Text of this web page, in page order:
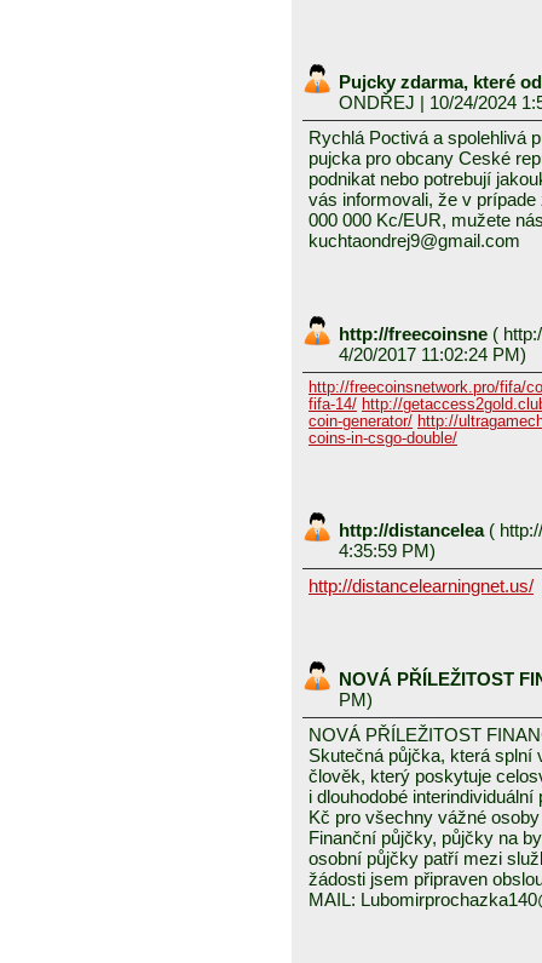
Pujcky zdarma, které
ONDŘEJ | 10/24/2024
Rychlá Poctivá a spolehlivá
pujcka pro obcany Ceské
podnikat nebo potrebují
vás informovali, že v
000 000 Kc/EUR, mužete
kuchtaondrej9@gmail.com
http://freecoinsne (
4/20/2017 11:02:24 PM)
http://freecoinsnetwork.pro/fifa/
fifa-14/ http://
coin-generator/ http://
coins-in-csgo-double/
http://distancelea (
4:35:59 PM)
http://distancelearningnet.us/
NOVÁ PŘÍLEŽITOST
PM)
NOVÁ PŘÍLEŽITOST
Skutečná půjčka, která
člověk, který poskytuje
i dlouhodobé
Kč pro všechny vážné
Finanční půjčky, půjčky na
osobní půjčky patří mezi
žádosti jsem připraven
MAIL: